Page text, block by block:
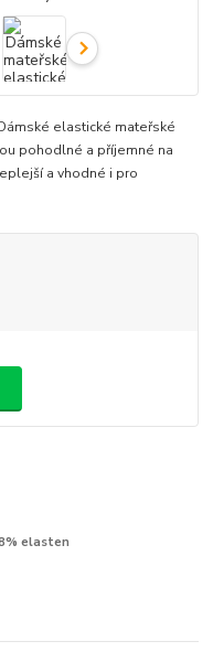
elastické mateřské
pohodlné a příjemné na
a vhodné i pro
elasten